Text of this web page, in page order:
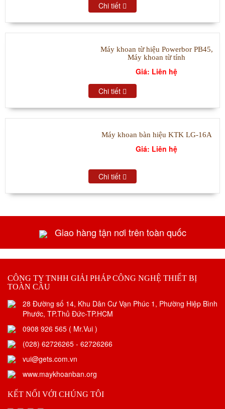
Chi tiết
Máy khoan từ hiệu Powerbor PB45,
Máy khoan từ tính
Giá: Liên hệ
Chi tiết
Máy khoan bàn hiệu KTK LG-16A
Giá: Liên hệ
Chi tiết
Giao hàng tận nơi trên toàn quốc
CÔNG TY TNHH GIẢI PHÁP CÔNG NGHỆ THIẾT BỊ
TOÀN CẦU
28 Đường số 14, Khu Dân Cư Vạn Phúc 1, Phường Hiệp Bình
Phước, TP.Thủ Đức-TP.HCM
0908 926 565 ( Mr.Vui )
(028) 62726265 - 62726266
vui@gets.com.vn
www.maykhoanban.org
KẾT NỐI VỚI CHÚNG TÔI